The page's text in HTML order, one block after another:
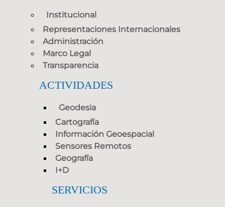
Institucional
Representaciones Internacionales
Administración
Marco Legal
Transparencia
ACTIVIDADES
Geodesia
Cartografía
Información Geoespacial
Sensores Remotos
Geografía
I+D
SERVICIOS